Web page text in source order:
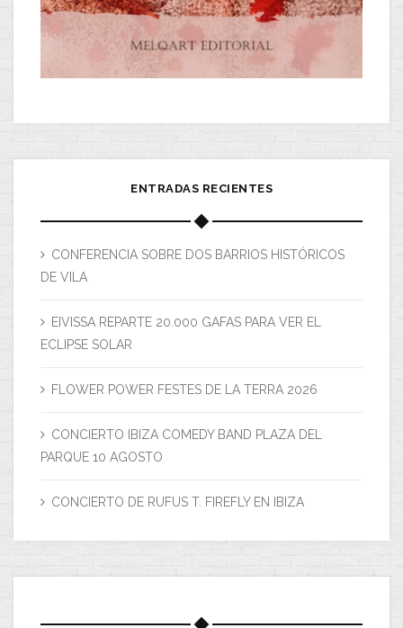
ENTRADAS RECIENTES
CONFERENCIA SOBRE DOS BARRIOS HISTÓRICOS
DE VILA
EIVISSA REPARTE 20.000 GAFAS PARA VER EL
ECLIPSE SOLAR
FLOWER POWER FESTES DE LA TERRA 2026
CONCIERTO IBIZA COMEDY BAND PLAZA DEL
PARQUE 10 AGOSTO
CONCIERTO DE RUFUS T. FIREFLY EN IBIZA